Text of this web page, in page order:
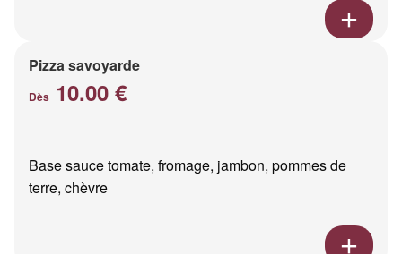
Pizza savoyarde
Dès 10.00 €
Base sauce tomate, fromage, jambon, pommes de
terre, chèvre